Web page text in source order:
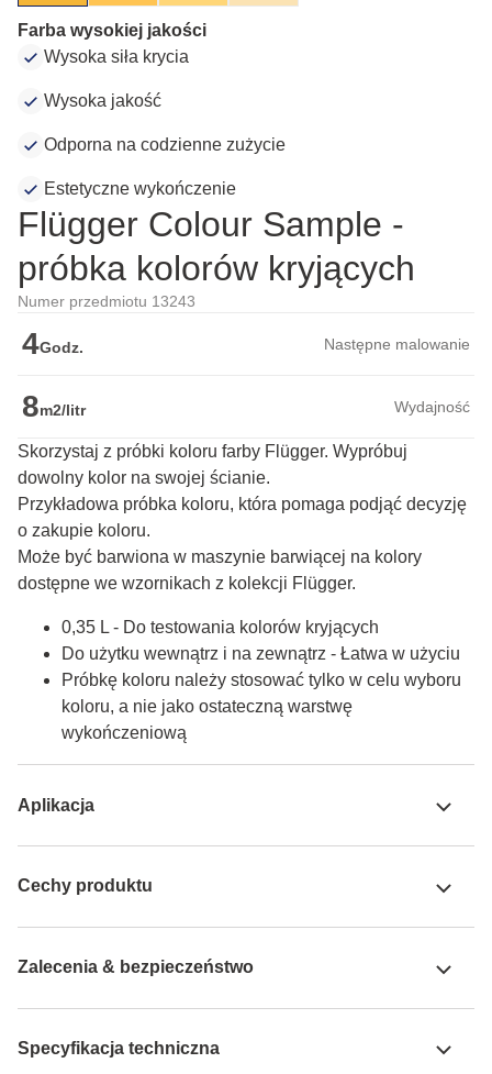
Farba wysokiej jakości
Wysoka siła krycia
Wysoka jakość
Odporna na codzienne zużycie
Estetyczne wykończenie
Flügger Colour Sample -
próbka kolorów kryjących
Numer przedmiotu 13243
4Godz. Następne malowanie
8m2/litr Wydajność
Skorzystaj z próbki koloru farby Flügger. Wypróbuj
dowolny kolor na swojej ścianie.
Przykładowa próbka koloru, która pomaga podjąć decyzję
o zakupie koloru.
Może być barwiona w maszynie barwiącej na kolory
dostępne we wzornikach z kolekcji Flügger.
0,35 L - Do testowania kolorów kryjących
Do użytku wewnątrz i na zewnątrz - Łatwa w użyciu
Próbkę koloru należy stosować tylko w celu wyboru
koloru, a nie jako ostateczną warstwę
wykończeniową
Aplikacja
Cechy produktu
Zalecenia & bezpieczeństwo
Specyfikacja techniczna